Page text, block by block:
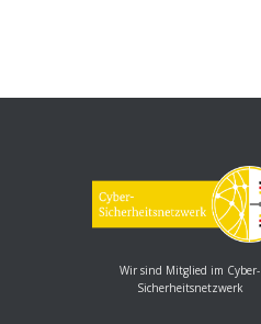
Wir sind Mitglied im Cyber-
Sicherheitsnetzwerk